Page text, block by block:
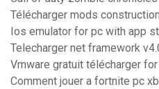
Télécharger mods
Ios emulator for pc with app
Telecharger net framework
Vmware gratuit télécharger
Comment jouer a fortnite pc